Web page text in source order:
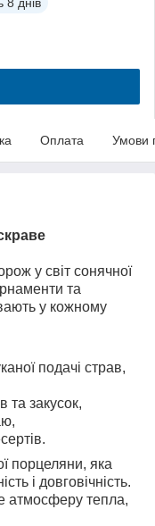
Оплата Умови
у світ сонячної
та
у кожному
подачі страв,
та закусок,
порцеляни, яка
і довговічність.
атмосферу тепла,